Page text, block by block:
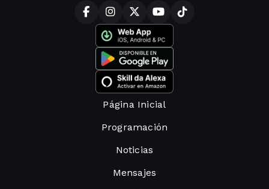
Página Inicial
Programación
Noticias
Mensajes